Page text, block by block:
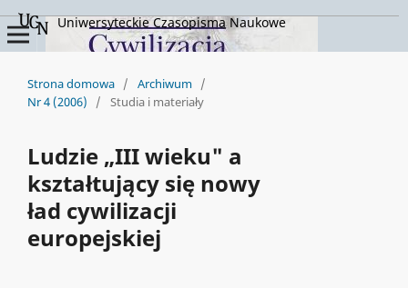
Uniwersyteckie Czasopisma Naukowe
Strona domowa / Archiwum /
Nr 4 (2006)
/ Studia i materiały
Ludzie „III wieku" a
kształtujący się nowy
ład cywilizacji
europejskiej